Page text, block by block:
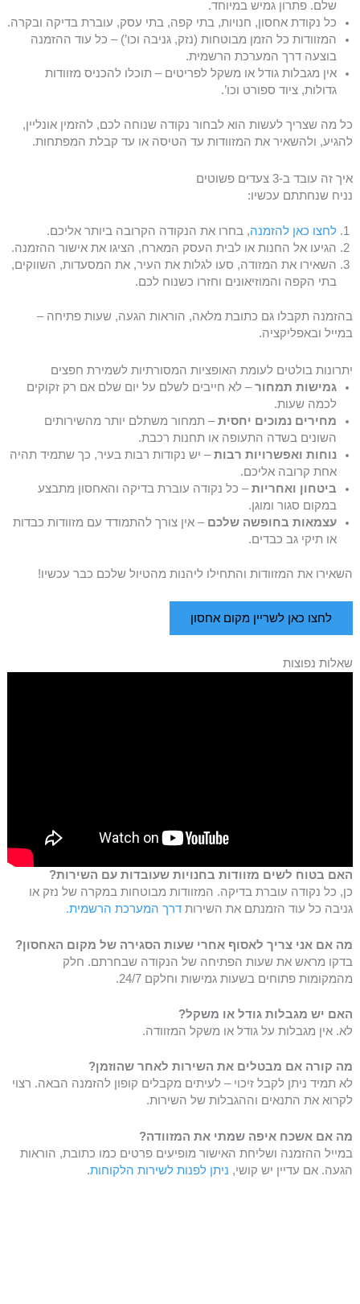
שלם. פתרון גמיש במיוחד.
כל נקודת אחסון, חנויות, בתי קפה, בתי עסק, עוברת בדיקה ובקרה.
המזוודות כל הזמן מבוטחות (נזק, גניבה וכו’) – כל עוד ההזמנה
בוצעה דרך המערכת הרשמית.
אין מגבלות גודל או משקל לפריטים – תוכלו להכניס מזוודות
גדולות, ציוד ספורט וכו’.
כל מה שצריך לעשות הוא לבחור נקודה שנוחה לכם, להזמין אונליין,
להגיע, ולהשאיר את המזוודות עד הטיסה או עד קבלת המפתחות.
איך זה עובד ב-3 צעדים פשוטים
נניח שנחתתם עכשיו:
לחצו כאן להזמנה, בחרו את הנקודה הקרובה ביותר אליכם.
הגיעו אל החנות או לבית העסק המארח, הציגו את אישור ההזמנה.
השאירו את המזודה, סעו לגלות את העיר, את המסעדות, השווקים,
בתי הקפה והמוזיאונים וחזרו כשנוח לכם.
בהזמנה תקבלו גם כתובת מלאה, הוראות הגעה, שעות פתיחה –
במייל ובאפליקציה.
יתרונות בולטים לעומת האופציות המסורתיות לשמירת חפצים
גמישות תמחור– לא חייבים לשלם על יום שלם אם רק זקוקים
לכמה שעות.
מחירים נמוכים יחסית– תמחור משתלם יותר מהשירותים
השונים בשדה התעופה או תחנות רכבת.
נוחות ואפשרויות רבות– יש נקודות רבות בעיר, כך שתמיד תהיה
אחת קרובה אליכם.
ביטחון ואחריות– כל נקודה עוברת בדיקה והאחסון מתבצע
במקום סגור ומוגן.
עצמאות בחופשה שלכם – אין צורך להתמודד עם מזוודות כבדות
או תיקי גב כבדים.
השאירו את המזוודות והתחילו ליהנות מהטיול שלכם כבר עכשיו!
לחצו כאן לשריין מקום אחסון
שאלות נפוצות
האם בטוח לשים מזוודות בחנויות שעובדות עם השירות?
כן, כל נקודה עוברת בדיקה. המזוודות מבוטחות במקרה של נזק או
גניבה כל עוד הזמנתם את השירות דרך המערכת הרשמית.
מה אם אני צריך לאסוף אחרי שעות הסגירה של מקום האחסון?
בדקו מראש את שעות הפתיחה של הנקודה שבחרתם. חלק
מהמקומות פתוחים בשעות גמישות וחלקם 24/7.
האם יש מגבלות גודל או משקל?
לא. אין מגבלות על גודל או משקל המזוודה.
מה קורה אם מבטלים את השירות לאחר שהוזמן?
לא תמיד ניתן לקבל זיכוי – לעיתים מקבלים קופון להזמנה הבאה. רצוי
לקרוא את התנאים וההגבלות של השירות.
מה אם אשכח איפה שמתי את המזוודה?
במייל ההזמנה ושליחת האישור מופיעים פרטים כמו כתובת, הוראות
הגעה. אם עדיין יש קושי, ניתן לפנות לשירות הלקוחות.